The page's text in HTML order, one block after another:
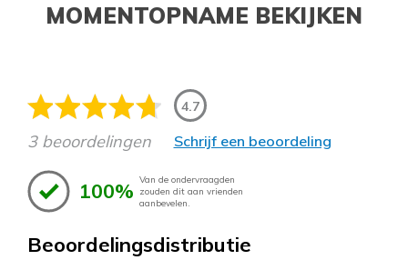
MOMENTOPNAME BEKIJKEN
4.7
3 beoordelingen Schrijf een beoordeling
100% Van de ondervraagden
zouden dit aan vrienden
aanbevelen.
Beoordelingsdistributie